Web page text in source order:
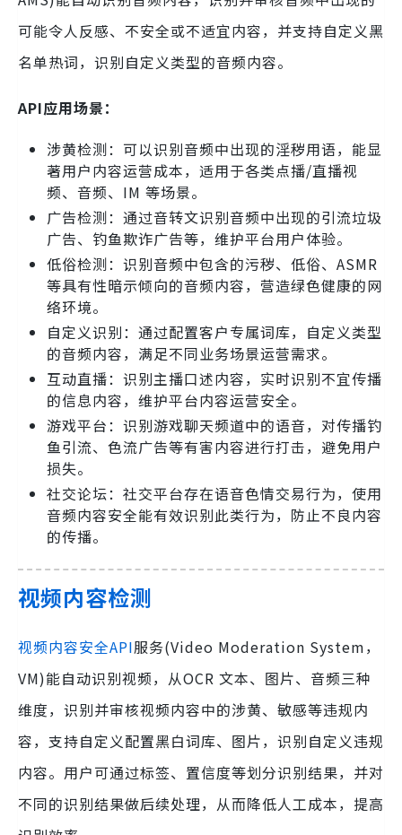
可能令人反感、不安全或不适宜内容，并支持自定义黑
名单热词，识别自定义类型的音频内容。
API应用场景：
涉黄检测：可以识别音频中出现的淫秽用语，能显
著用户内容运营成本，适用于各类点播/直播视
频、音频、IM 等场景。
广告检测：通过音转文识别音频中出现的引流垃圾
广告、钓鱼欺诈广告等，维护平台用户体验。
低俗检测：识别音频中包含的污秽、低俗、ASMR
等具有性暗示倾向的音频内容，营造绿色健康的网
络环境。
自定义识别：通过配置客户专属词库，自定义类型
的音频内容，满足不同业务场景运营需求。
互动直播：识别主播口述内容，实时识别不宜传播
的信息内容，维护平台内容运营安全。
游戏平台：识别游戏聊天频道中的语音，对传播钓
鱼引流、色流广告等有害内容进行打击，避免用户
损失。
社交论坛：社交平台存在语音色情交易行为，使用
音频内容安全能有效识别此类行为，防止不良内容
的传播。
视频内容检测
视频内容安全API服务(Video Moderation System，
VM)能自动识别视频，从OCR 文本、图片、音频三种
维度，识别并审核视频内容中的涉黄、敏感等违规内
容，支持自定义配置黑白词库、图片，识别自定义违规
内容。用户可通过标签、置信度等划分识别结果，并对
不同的识别结果做后续处理，从而降低人工成本，提高